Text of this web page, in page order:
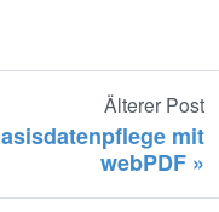
Älterer Post
mit
webPDF